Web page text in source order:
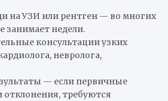
на УЗИ или рентген — во многих
занимает недели.
консультации узких
невролога,
— если первичные
требуются